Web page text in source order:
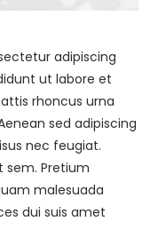
adipiscing
ut labore et
rhoncus urna
sed adipiscing
nec feugiat.
sem. Pretium
malesuada
dui suis amet